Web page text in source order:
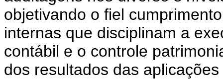
objetivando o fiel
internas que disciplinam a
contábil e o controle
dos resultados das